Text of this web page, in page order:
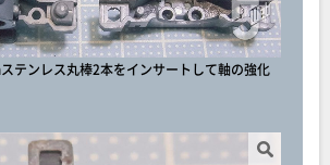
テンレス丸棒2本をインサートして軸の強化